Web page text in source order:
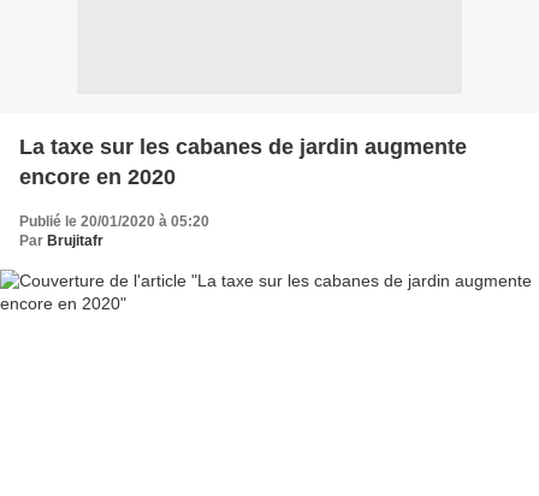
La taxe sur les cabanes de jardin augmente
encore en 2020
Publié le 20/01/2020 à 05:20
Par Brujitafr